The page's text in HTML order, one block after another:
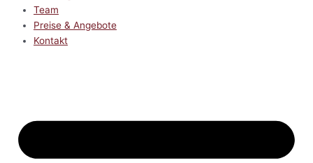
Team
Preise & Angebote
Kontakt